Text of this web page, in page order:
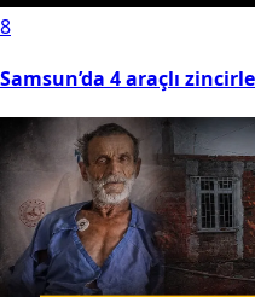
8
Samsun’da 4 araçlı